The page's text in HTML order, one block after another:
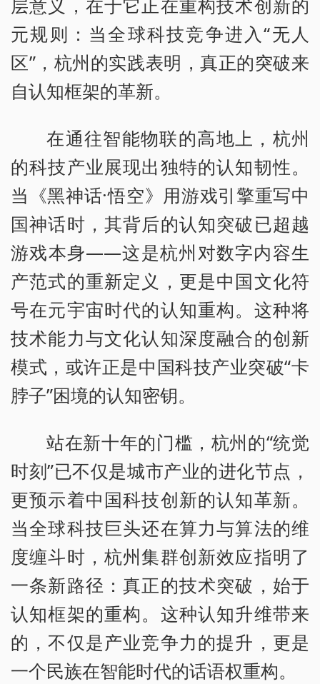
层意义，在于它正在重构技术创新的
元规则：当全球科技竞争进入“无人
区”，杭州的实践表明，真正的突破来
自认知框架的革新。
在通往智能物联的高地上，杭州
的科技产业展现出独特的认知韧性。
当《黑神话·悟空》用游戏引擎重写中
国神话时，其背后的认知突破已超越
游戏本身——这是杭州对数字内容生
产范式的重新定义，更是中国文化符
号在元宇宙时代的认知重构。这种将
技术能力与文化认知深度融合的创新
模式，或许正是中国科技产业突破“卡
脖子”困境的认知密钥。
站在新十年的门槛，杭州的“统觉
时刻”已不仅是城市产业的进化节点，
更预示着中国科技创新的认知革新。
当全球科技巨头还在算力与算法的维
度缠斗时，杭州集群创新效应指明了
一条新路径：真正的技术突破，始于
认知框架的重构。这种认知升维带来
的，不仅是产业竞争力的提升，更是
一个民族在智能时代的话语权重构。